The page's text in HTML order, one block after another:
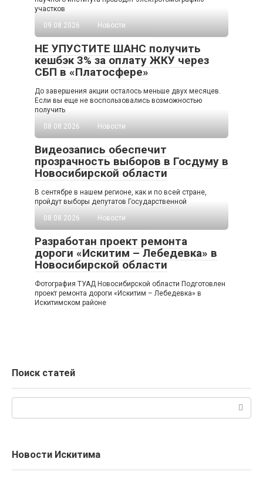
участков
09.08.2026
Новости
НЕ УПУСТИТЕ ШАНС получить
кешбэк 3% за оплату ЖКУ через
СБП в «Платосфере»
До завершения акции осталось меньше двух месяцев.
Если вы еще не воспользовались возможностью
получить
08.08.2026
Новости
Видеозапись обеспечит
прозрачность выборов в Госдуму в
Новосибирской области
В сентябре в нашем регионе, как и по всей стране,
пройдут выборы депутатов Государственной
08.08.2026
Новости
Разработан проект ремонта
дороги «Искитим – Лебедевка» в
Новосибирской области
Фотография ТУАД Новосибирской области Подготовлен
проект ремонта дороги «Искитим – Лебедевка» в
Искитимском районе
Поиск статей
Новости Искитима